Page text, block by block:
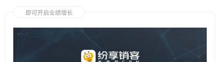
即可开启业绩增长